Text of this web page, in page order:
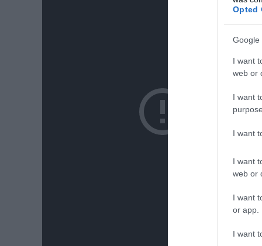
Opted
Google
I want
web or
I want
I want
I want
web or
I want
or app.
I want